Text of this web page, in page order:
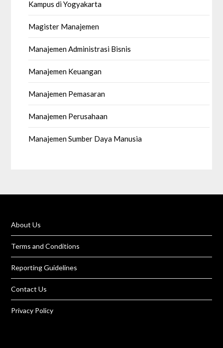
Kampus di Yogyakarta
Magister Manajemen
Manajemen Administrasi Bisnis
Manajemen Keuangan
Manajemen Pemasaran
Manajemen Perusahaan
Manajemen Sumber Daya Manusia
About Us
Terms and Conditions
Reporting Guidelines
Contact Us
Privacy Policy